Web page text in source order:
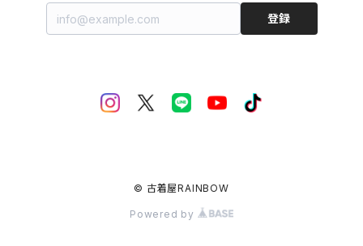
登録
© 古着屋RAINBOW
Powered by